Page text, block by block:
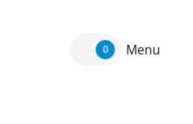
0 Menu